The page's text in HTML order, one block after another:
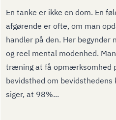
En tanke er ikke en dom. En
afgørende er ofte, om man
handler på den. Her begynder
og reel mental modenhed.
træning at få opmærksomhed
bevidsthed om
siger, at 98%...